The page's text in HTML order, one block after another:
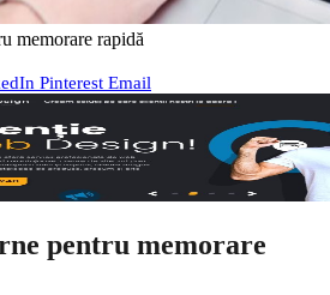
memorare rapidă
Pinterest Email
pentru memorare